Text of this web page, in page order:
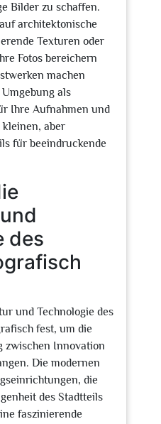
Bilder zu schaffen.
architektonische
Texturen oder
Fotos bereichern
machen
als
Ihre Aufnahmen und
kleinen, aber
für beeindruckende
des
und Technologie des
fest, um die
zwischen Innovation
Die modernen
die
des Stadtteils
faszinierende